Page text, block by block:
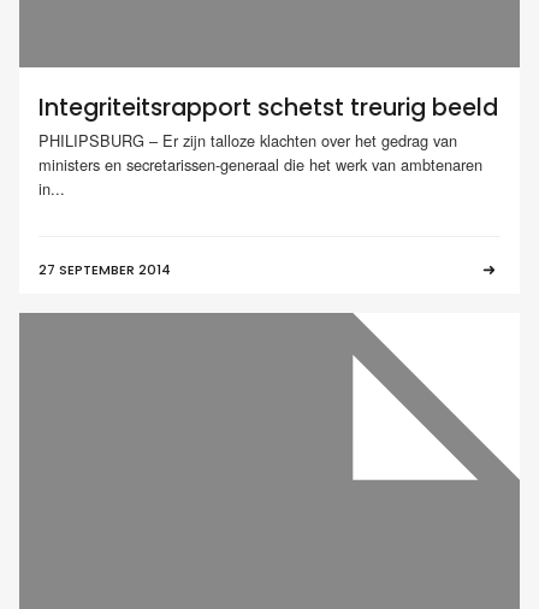
Integriteitsrapport schetst treurig beeld
PHILIPSBURG – Er zijn talloze klachten over het gedrag van
ministers en secretarissen-generaal die het werk van ambtenaren
in...
27 SEPTEMBER 2014